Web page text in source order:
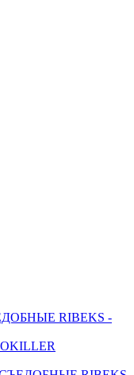
RIBEKS -